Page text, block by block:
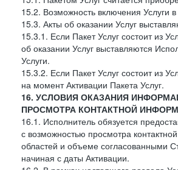
15.2. Возможность включения Услуги
15.3. Акты об оказании Услуг
15.3.1. Если Пакет Услуг состоит из
об оказании Услуг выставляются
Услуги.
15.3.2. Если Пакет Услуг состоит из
на момент Активации Пакета Услуг.
16. УСЛОВИЯ ОКАЗАНИЯ
ПРОСМОТРА КОНТАКТНОЙ
16.1. Исполнитель обязуется
с возможностью просмотра
областей и объеме согласованными
начиная с даты Активации.